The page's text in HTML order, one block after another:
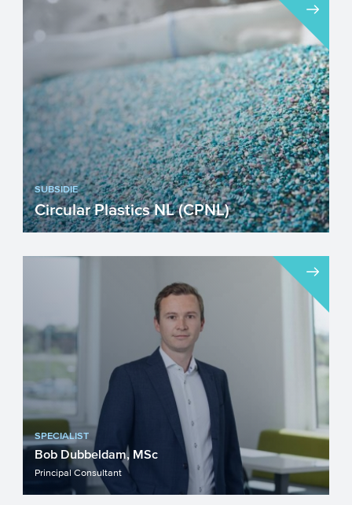
SUBSIDIE
Circular Plastics NL (CPNL)
actief in het gebruiken, ontwikkelen of
verwerken van plastic? ...
SPECIALIST
Bob Dubbeldam, MSc
Principal Consultant